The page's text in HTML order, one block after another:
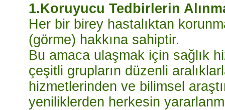
1.Koruyucu Tedbirlerin
Her bir birey hastalıktan
(görme) hakkına sahiptir.
Bu amaca ulaşmak için sağlık
çeşitli grupların düzenli
hizmetlerinden ve bilimsel
yeniliklerden herkesin